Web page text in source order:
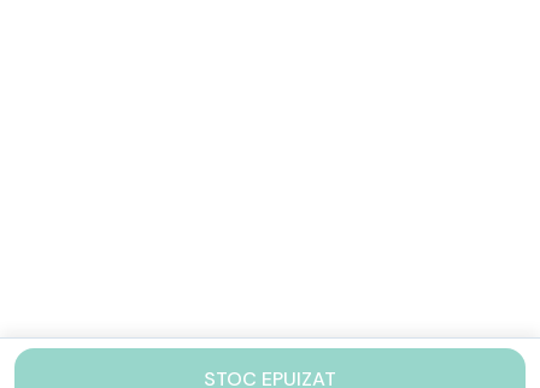
STOC EPUIZAT